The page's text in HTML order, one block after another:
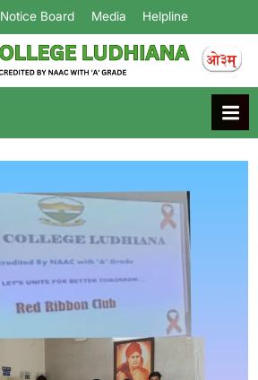
Notice Board Media Helpline
Arya College
Ludhiana